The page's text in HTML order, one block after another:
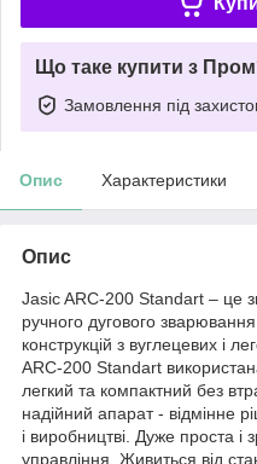
Що таке купити з
Замовлення під
Опис Характеристики
Опис
Jasic ARC-200 Standart – це
ручного дугового
конструкцій з вуглецевих і
ARC-200 Standart
легкий та компактний без
надійний апарат - відмінне
і виробництві. Дуже проста і
управління. Живиться від